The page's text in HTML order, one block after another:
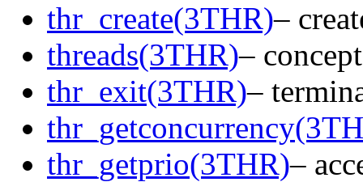
thr_create(3THR)–
threads(3THR)–
thr_exit(3THR)–
thr_getprio(3THR)–